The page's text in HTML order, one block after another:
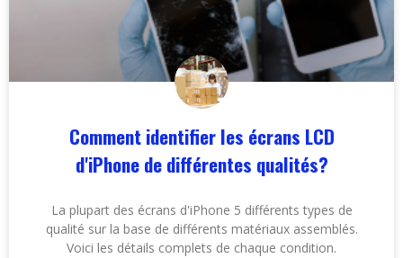
Comment identifier les écrans LCD
d'iPhone de différentes qualités?
La plupart des écrans d'iPhone 5 différents types de
qualité sur la base de différents matériaux assemblés.
Voici les détails complets de chaque condition.